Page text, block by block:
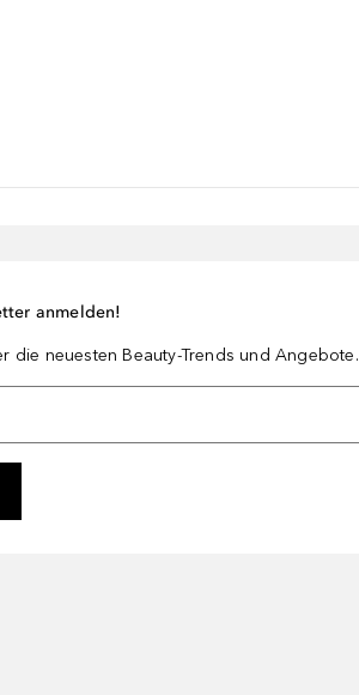
anmelden!
die neuesten Beauty-Trends und Angebote.